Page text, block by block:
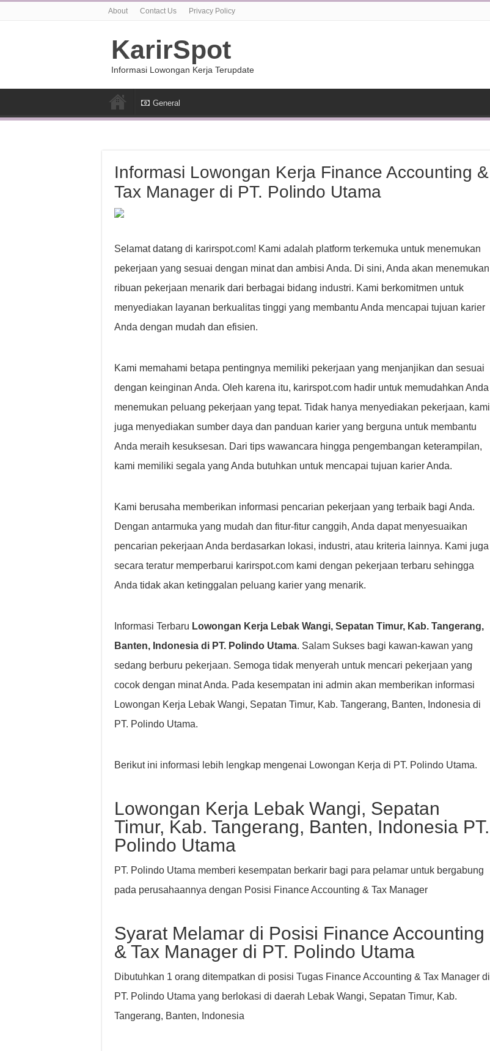
About Contact Us Privacy Policy
KarirSpot
Informasi Lowongan Kerja Terupdate
General
Informasi Lowongan Kerja Finance Accounting &
Tax Manager di PT. Polindo Utama
Selamat datang di karirspot.com! Kami adalah platform terkemuka untuk menemukan
pekerjaan yang sesuai dengan minat dan ambisi Anda. Di sini, Anda akan menemukan
ribuan pekerjaan menarik dari berbagai bidang industri. Kami berkomitmen untuk
menyediakan layanan berkualitas tinggi yang membantu Anda mencapai tujuan karier
Anda dengan mudah dan efisien.
Kami memahami betapa pentingnya memiliki pekerjaan yang menjanjikan dan sesuai
dengan keinginan Anda. Oleh karena itu, karirspot.com hadir untuk memudahkan Anda
menemukan peluang pekerjaan yang tepat. Tidak hanya menyediakan pekerjaan, kami
juga menyediakan sumber daya dan panduan karier yang berguna untuk membantu
Anda meraih kesuksesan. Dari tips wawancara hingga pengembangan keterampilan,
kami memiliki segala yang Anda butuhkan untuk mencapai tujuan karier Anda.
Kami berusaha memberikan informasi pencarian pekerjaan yang terbaik bagi Anda.
Dengan antarmuka yang mudah dan fitur-fitur canggih, Anda dapat menyesuaikan
pencarian pekerjaan Anda berdasarkan lokasi, industri, atau kriteria lainnya. Kami juga
secara teratur memperbarui karirspot.com kami dengan pekerjaan terbaru sehingga
Anda tidak akan ketinggalan peluang karier yang menarik.
Informasi Terbaru Lowongan Kerja Lebak Wangi, Sepatan Timur, Kab. Tangerang,
Banten, Indonesia di PT. Polindo Utama. Salam Sukses bagi kawan-kawan yang
sedang berburu pekerjaan. Semoga tidak menyerah untuk mencari pekerjaan yang
cocok dengan minat Anda. Pada kesempatan ini admin akan memberikan informasi
Lowongan Kerja Lebak Wangi, Sepatan Timur, Kab. Tangerang, Banten, Indonesia di
PT. Polindo Utama.
Berikut ini informasi lebih lengkap mengenai Lowongan Kerja di PT. Polindo Utama.
Lowongan Kerja Lebak Wangi, Sepatan
Timur, Kab. Tangerang, Banten, Indonesia PT.
Polindo Utama
PT. Polindo Utama memberi kesempatan berkarir bagi para pelamar untuk bergabung
pada perusahaannya dengan Posisi Finance Accounting & Tax Manager
Syarat Melamar di Posisi Finance Accounting
& Tax Manager di PT. Polindo Utama
Dibutuhkan 1 orang ditempatkan di posisi Tugas Finance Accounting & Tax Manager di
PT. Polindo Utama yang berlokasi di daerah Lebak Wangi, Sepatan Timur, Kab.
Tangerang, Banten, Indonesia